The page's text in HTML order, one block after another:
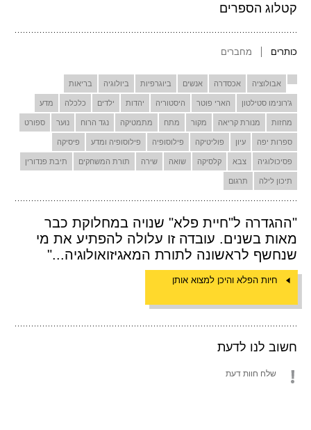
קטלוג הספרים
כותרים מחברים
אבולוציה אכסדרה אנשים ביוגרפיות ביולוגיה בריאות
ג'רונימו סטילטון הארי פוטר היסטוריה יהדות ילדים כלכלה מדע
מחזות מנורת קריאה מקור מתח מתמטיקה נגד הרוח נוער ספורט
ספרות יפה עיון פוליטיקה פילוסופיה פילוסופיה ומדע פיסיקה
פסיכולוגיה צבא קלסיקה שואה שירה תורת המשחקים תיבת פנדורין
תיכון לילה תרגום
"ההגדרה ל"חיית פלא" שנויה במחלוקת כבר
מאות בשנים. עובדה זו עלולה להפתיע את מי
שנחשף לראשונה לתורת המאגיזואולוגיה..."
חיות הפלא והיכן למצוא אותן
חשוב לנו לדעת
שלח חוות דעת